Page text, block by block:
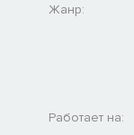
Жанр:
Работает на: